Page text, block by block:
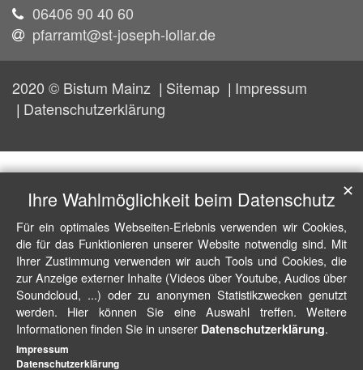
06406 90 40 60
pfarramt@st-joseph-lollar.de
2020 © Bistum Mainz Sitemap
Impressum
Datenschutzerklärung
Ihre Wahlmöglichkeit beim Datenschutz
Für ein optimales Webseiten-Erlebnis verwenden wir Cookies,
die für das Funktionieren unserer Website notwendig sind. Mit
Ihrer Zustimmung verwenden wir auch Tools und Cookies, die
zur Anzeige externer Inhalte (Videos über Youtube, Audios über
Soundcloud, ...) oder zu anonymen Statistikzwecken genutzt
werden. Hier können Sie eine Auswahl treffen. Weitere
Informationen finden Sie in unserer Datenschutzerklärung.
✕
Impressum
Datenschutzerklärung